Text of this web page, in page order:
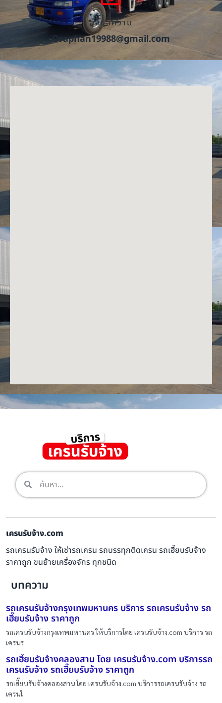
ส่งข้อความ
Oraphan19988@gmail.com
เครนรับจ้าง.com
รถเครนรับจ้าง ให้เช่ารถเครน รถบรรทุกติดเครน รถเฮี๊ยบรับจ้าง
ราคาถูก ขนย้ายเครื่องจักร ทุกชนิด
บทความ
รถเครนรับจ้างกรุงเทพมหานคร บริการ รถเครนรับจ้าง รถ
เฮี๊ยบรับจ้าง ราคาถูก
รถเครนรับจ้างกรุงเทพมหานคร ให้บริการโดย เครนรับจ้าง.com บริการ รถ
เครนร
รถเฮี๊ยบรับจ้างคลองสาน โดย เครนรับจ้าง.com บริการรถ
เครนรับจ้าง รถเฮี๊ยบรับจ้าง ราคาถูก
รถเฮี๊ยบรับจ้างคลองสาน โดย เครนรับจ้าง.com บริการรถเครนรับจ้าง รถ
เครนใ